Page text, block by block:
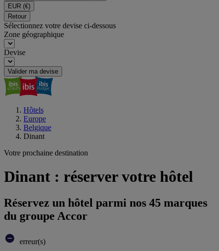
EUR (€)
Retour
Sélectionnez votre devise ci-dessous
Zone géographique
Devise
Valider ma devise
Hôtels
Europe
Belgique
Dinant
Votre prochaine destination
Dinant : réserver votre hôtel
Réservez un hôtel parmi nos 45 marques
du groupe Accor
erreur(s)